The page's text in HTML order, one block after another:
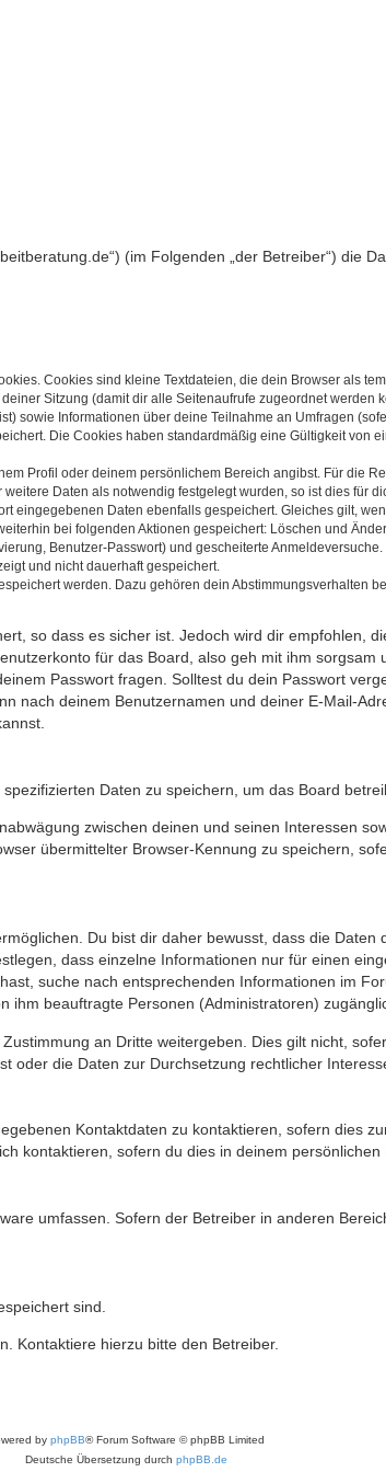
(im Folgenden „der Betreiber“) die
Cookies sind kleine Textdateien, die dein Browser als
Sitzung (damit dir alle Seitenaufrufe zugeordnet werden
sowie Informationen über deine Teilnahme an Umfragen
Die Cookies haben standardmäßig eine Gültigkeit von
Profil oder deinem persönlichem Bereich angibst. Für die
Daten als notwendig festgelegt wurden, so ist dies für
eingegebenen Daten ebenfalls gespeichert. Gleiches gilt,
bei folgenden Aktionen gespeichert: Löschen und
Benutzer-Passwort) und gescheiterte
und nicht dauerhaft gespeichert.
werden. Dazu gehören dein Abstimmungsverhalten
so dass es sicher ist. Jedoch wird dir empfohlen,
für das Board, also geh mit ihm
Passwort fragen. Solltest du dein Passwort
nach deinem Benutzernamen und deiner E-Mail-
Daten zu speichern, um das Board
zwischen deinen und seinen Interessen
übermittelter Browser-Kennung zu speichern,
Du bist dir daher bewusst, dass die
dass einzelne Informationen nur für einen
suche nach entsprechenden Informationen im
beauftragte Personen (Administratoren)
an Dritte weitergeben. Dies gilt nicht,
die Daten zur Durchsetzung rechtlicher
Kontaktdaten zu kontaktieren, sofern dies
kontaktieren, sofern du dies in deinem persönlichen
umfassen. Sofern der Betreiber in anderen
sind.
Kontaktiere hierzu bitte den Betreiber.
by phpBB® Forum Software © phpBB Limited
Deutsche Übersetzung durch phpBB.de